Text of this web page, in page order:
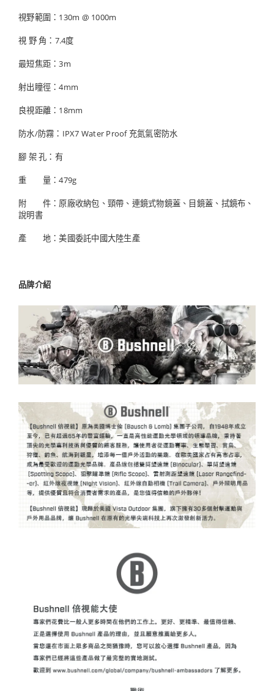
視野範圍：130m @ 1000m
視 野 角：7.4度
最短焦距：3m
射出瞳徑：4mm
良視距離：18mm
防水/防霧：IPX7 Water Proof 充氮氣密防水
腳 架 孔：有
重 量：479g
附 件：原廠收納包、頸帶、連鏡式物鏡蓋、目鏡蓋、拭鏡布、
說明書
產 地：美國委託中國大陸生產
品牌介紹